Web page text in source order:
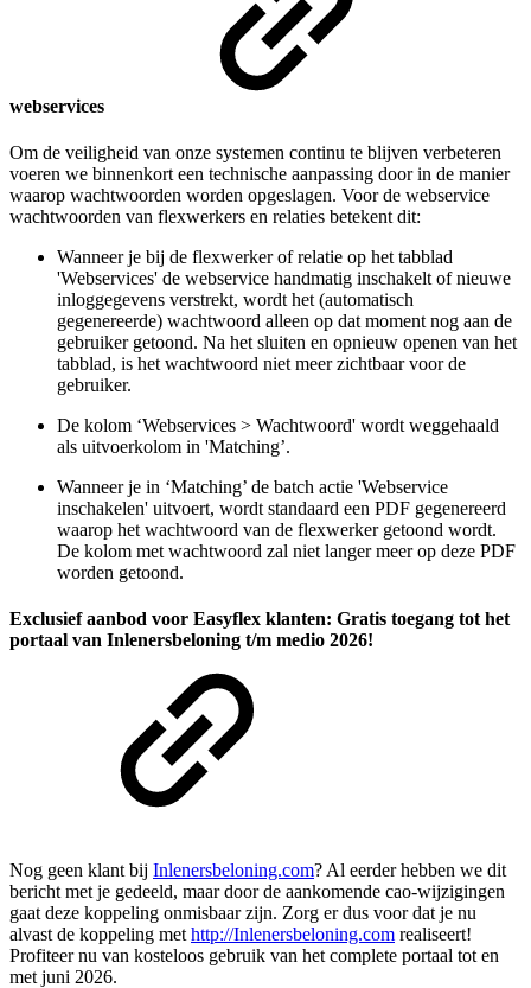
webservices
Om de veiligheid van onze systemen continu te blijven verbeteren
voeren we binnenkort een technische aanpassing door in de manier
waarop wachtwoorden worden opgeslagen. Voor de webservice
wachtwoorden van flexwerkers en relaties betekent dit:
Wanneer je bij de flexwerker of relatie op het tabblad
'Webservices' de webservice handmatig inschakelt of nieuwe
inloggegevens verstrekt, wordt het (automatisch
gegenereerde) wachtwoord alleen op dat moment nog aan de
gebruiker getoond. Na het sluiten en opnieuw openen van het
tabblad, is het wachtwoord niet meer zichtbaar voor de
gebruiker.
De kolom ‘Webservices > Wachtwoord' wordt weggehaald
als uitvoerkolom in 'Matching’.
Wanneer je in ‘Matching’ de batch actie 'Webservice
inschakelen' uitvoert, wordt standaard een PDF gegenereerd
waarop het wachtwoord van de flexwerker getoond wordt.
De kolom met wachtwoord zal niet langer meer op deze PDF
worden getoond.
Exclusief aanbod voor Easyflex klanten: Gratis toegang tot het
portaal van Inlenersbeloning t/m medio 2026!
Nog geen klant bij Inlenersbeloning.com? Al eerder hebben we dit
bericht met je gedeeld, maar door de aankomende cao-wijzigingen
gaat deze koppeling onmisbaar zijn. Zorg er dus voor dat je nu
alvast de koppeling met http://Inlenersbeloning.com realiseert!
Profiteer nu van kosteloos gebruik van het complete portaal tot en
met juni 2026.